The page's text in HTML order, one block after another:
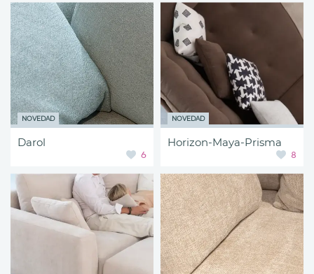
NOVEDAD
Darol
6
NOVEDAD
Horizon-Maya-Prisma
8